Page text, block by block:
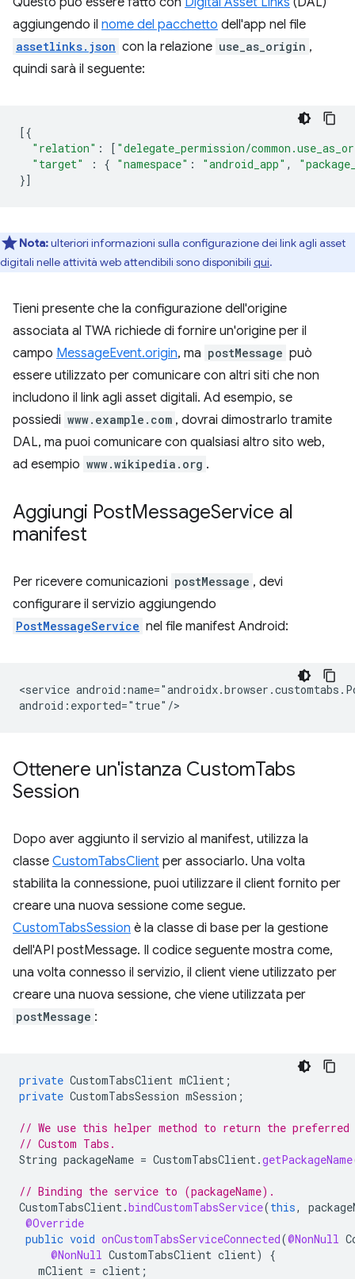
aggiungendo il nome del pacchetto dell'app nel file
assetlinks.json con la relazione use_as_origin ,
quindi sarà il seguente:
[{
"relation" : [ "delegate_permission/
"target"
: { "namespace" : "android_app" ,
}]
Nota:ulteriori informazioni sulla configurazione dei link agli asset
digitali nelle attività web attendibili sono disponibili qui.
Tieni presente che la configurazione dell'origine
associata al TWA richiede di fornire un'origine per il
campo MessageEvent.origin, ma postMessage può
essere utilizzato per comunicare con altri siti che non
includono il link agli asset digitali. Ad esempio, se
possiedi www.example.com , dovrai dimostrarlo tramite
DAL, ma puoi comunicare con qualsiasi altro sito web,
ad esempio www.wikipedia.org .
Aggiungi PostMessageService al
manifest
Per ricevere comunicazioni postMessage , devi
configurare il servizio aggiungendo
PostMessageService nel file manifest Android:
<service
Ottenere un'istanza CustomTabs
Session
Dopo aver aggiunto il servizio al manifest, utilizza la
classe CustomTabsClient per associarlo. Una volta
stabilita la connessione, puoi utilizzare il client fornito per
creare una nuova sessione come segue.
CustomTabsSession è la classe di base per la gestione
dell'API postMessage. Il codice seguente mostra come,
una volta connesso il servizio, il client viene utilizzato per
creare una nuova sessione, che viene utilizzata per
postMessage :
private CustomTabsClient mClient ;
private CustomTabsSession mSession ;
// We use this helper method to return the preferred
// Custom Tabs.
String packageName = CustomTabsClient.getPackageName
// Binding the service to (packageName).
CustomTabsClient.bindCustomTabsService(this,
@Override
public void onCustomTabsServiceConnected(@NonNull
@NonNull CustomTabsClient client)
{
mClient = client ;